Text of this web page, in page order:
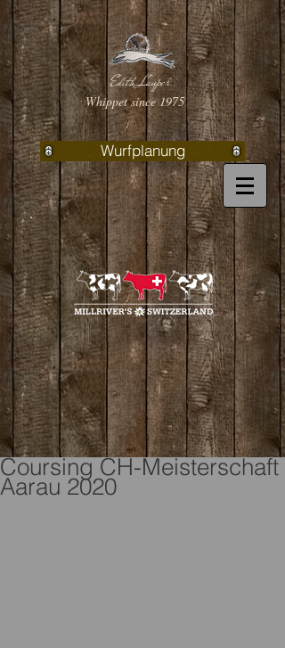
Edith Lauper
Whippet since 1975
Wurfplanung
Coursing CH-Meisterschaft
Aarau 2020